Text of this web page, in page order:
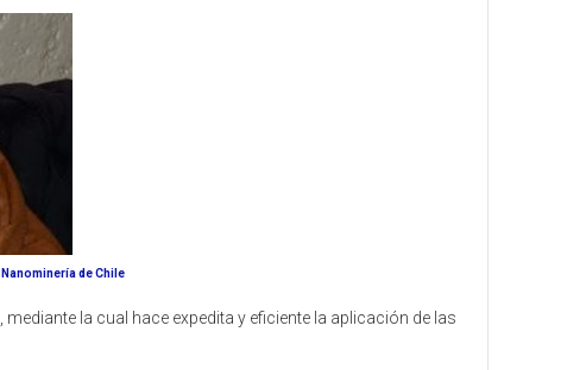
de Chile
la cual hace expedita y eficiente la aplicación de las